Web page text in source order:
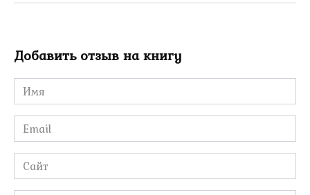
Добавить отзыв на книгу
Имя
*
Email
*
Сайт